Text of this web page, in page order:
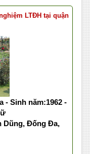
LTĐH tại quận
- Sinh năm:1962 -
Dũng, Đống Đa,